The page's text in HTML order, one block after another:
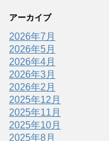
アーカイブ
2026年7月
2026年5月
2026年4月
2026年3月
2026年2月
2025年12月
2025年11月
2025年10月
2025年8月